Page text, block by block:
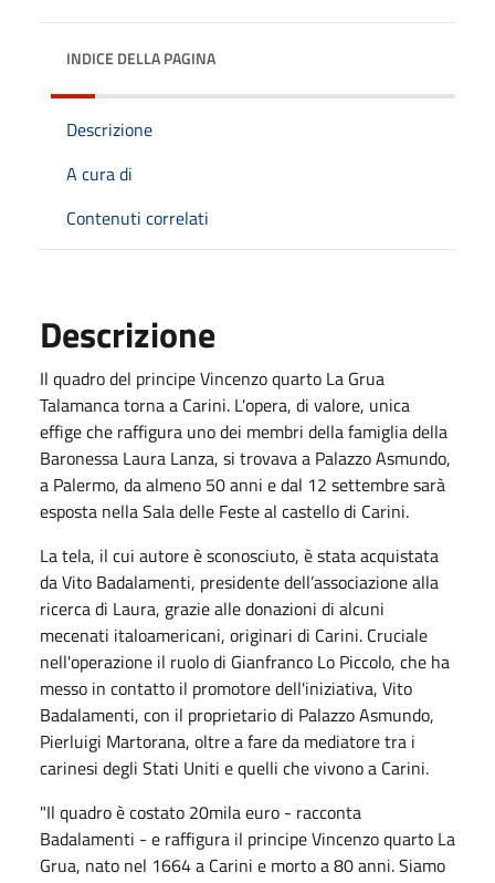
INDICE DELLA PAGINA
Descrizione
A cura di
Contenuti correlati
Descrizione
Il quadro del principe Vincenzo quarto La Grua
Talamanca torna a Carini. L'opera, di valore, unica
effige che raffigura uno dei membri della famiglia della
Baronessa Laura Lanza, si trovava a Palazzo Asmundo,
a Palermo, da almeno 50 anni e dal 12 settembre sarà
esposta nella Sala delle Feste al castello di Carini.
La tela, il cui autore è sconosciuto, è stata acquistata
da Vito Badalamenti, presidente dell’associazione alla
ricerca di Laura, grazie alle donazioni di alcuni
mecenati italoamericani, originari di Carini. Cruciale
nell'operazione il ruolo di Gianfranco Lo Piccolo, che ha
messo in contatto il promotore dell'iniziativa, Vito
Badalamenti, con il proprietario di Palazzo Asmundo,
Pierluigi Martorana, oltre a fare da mediatore tra i
carinesi degli Stati Uniti e quelli che vivono a Carini.
"Il quadro è costato 20mila euro - racconta
Badalamenti - e raffigura il principe Vincenzo quarto La
Grua, nato nel 1664 a Carini e morto a 80 anni. Siamo